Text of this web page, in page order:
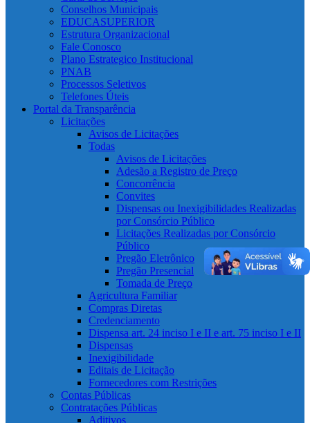
Conselhos Municipais
EDUCASUPERIOR
Estrutura Organizacional
Fale Conosco
Plano Estrategico Institucional
PNAB
Processos Seletivos
Telefones Úteis
Portal da Transparência
Licitações
Avisos de Licitações
Todas
Avisos de Licitações
Adesão a Registro de Preço
Concorrência
Convites
Dispensas ou Inexigibilidades Realizadas
por Consórcio Público
Licitações Realizadas por Consórcio
Público
Pregão Eletrônico
Pregão Presencial
Tomada de Preço
Agricultura Familiar
Compras Diretas
Credenciamento
Dispensa art. 24 inciso I e II e art. 75 inciso I e II
Dispensas
Inexigibilidade
Editais de Licitação
Fornecedores com Restrições
Contas Públicas
Contratações Públicas
Aditivos